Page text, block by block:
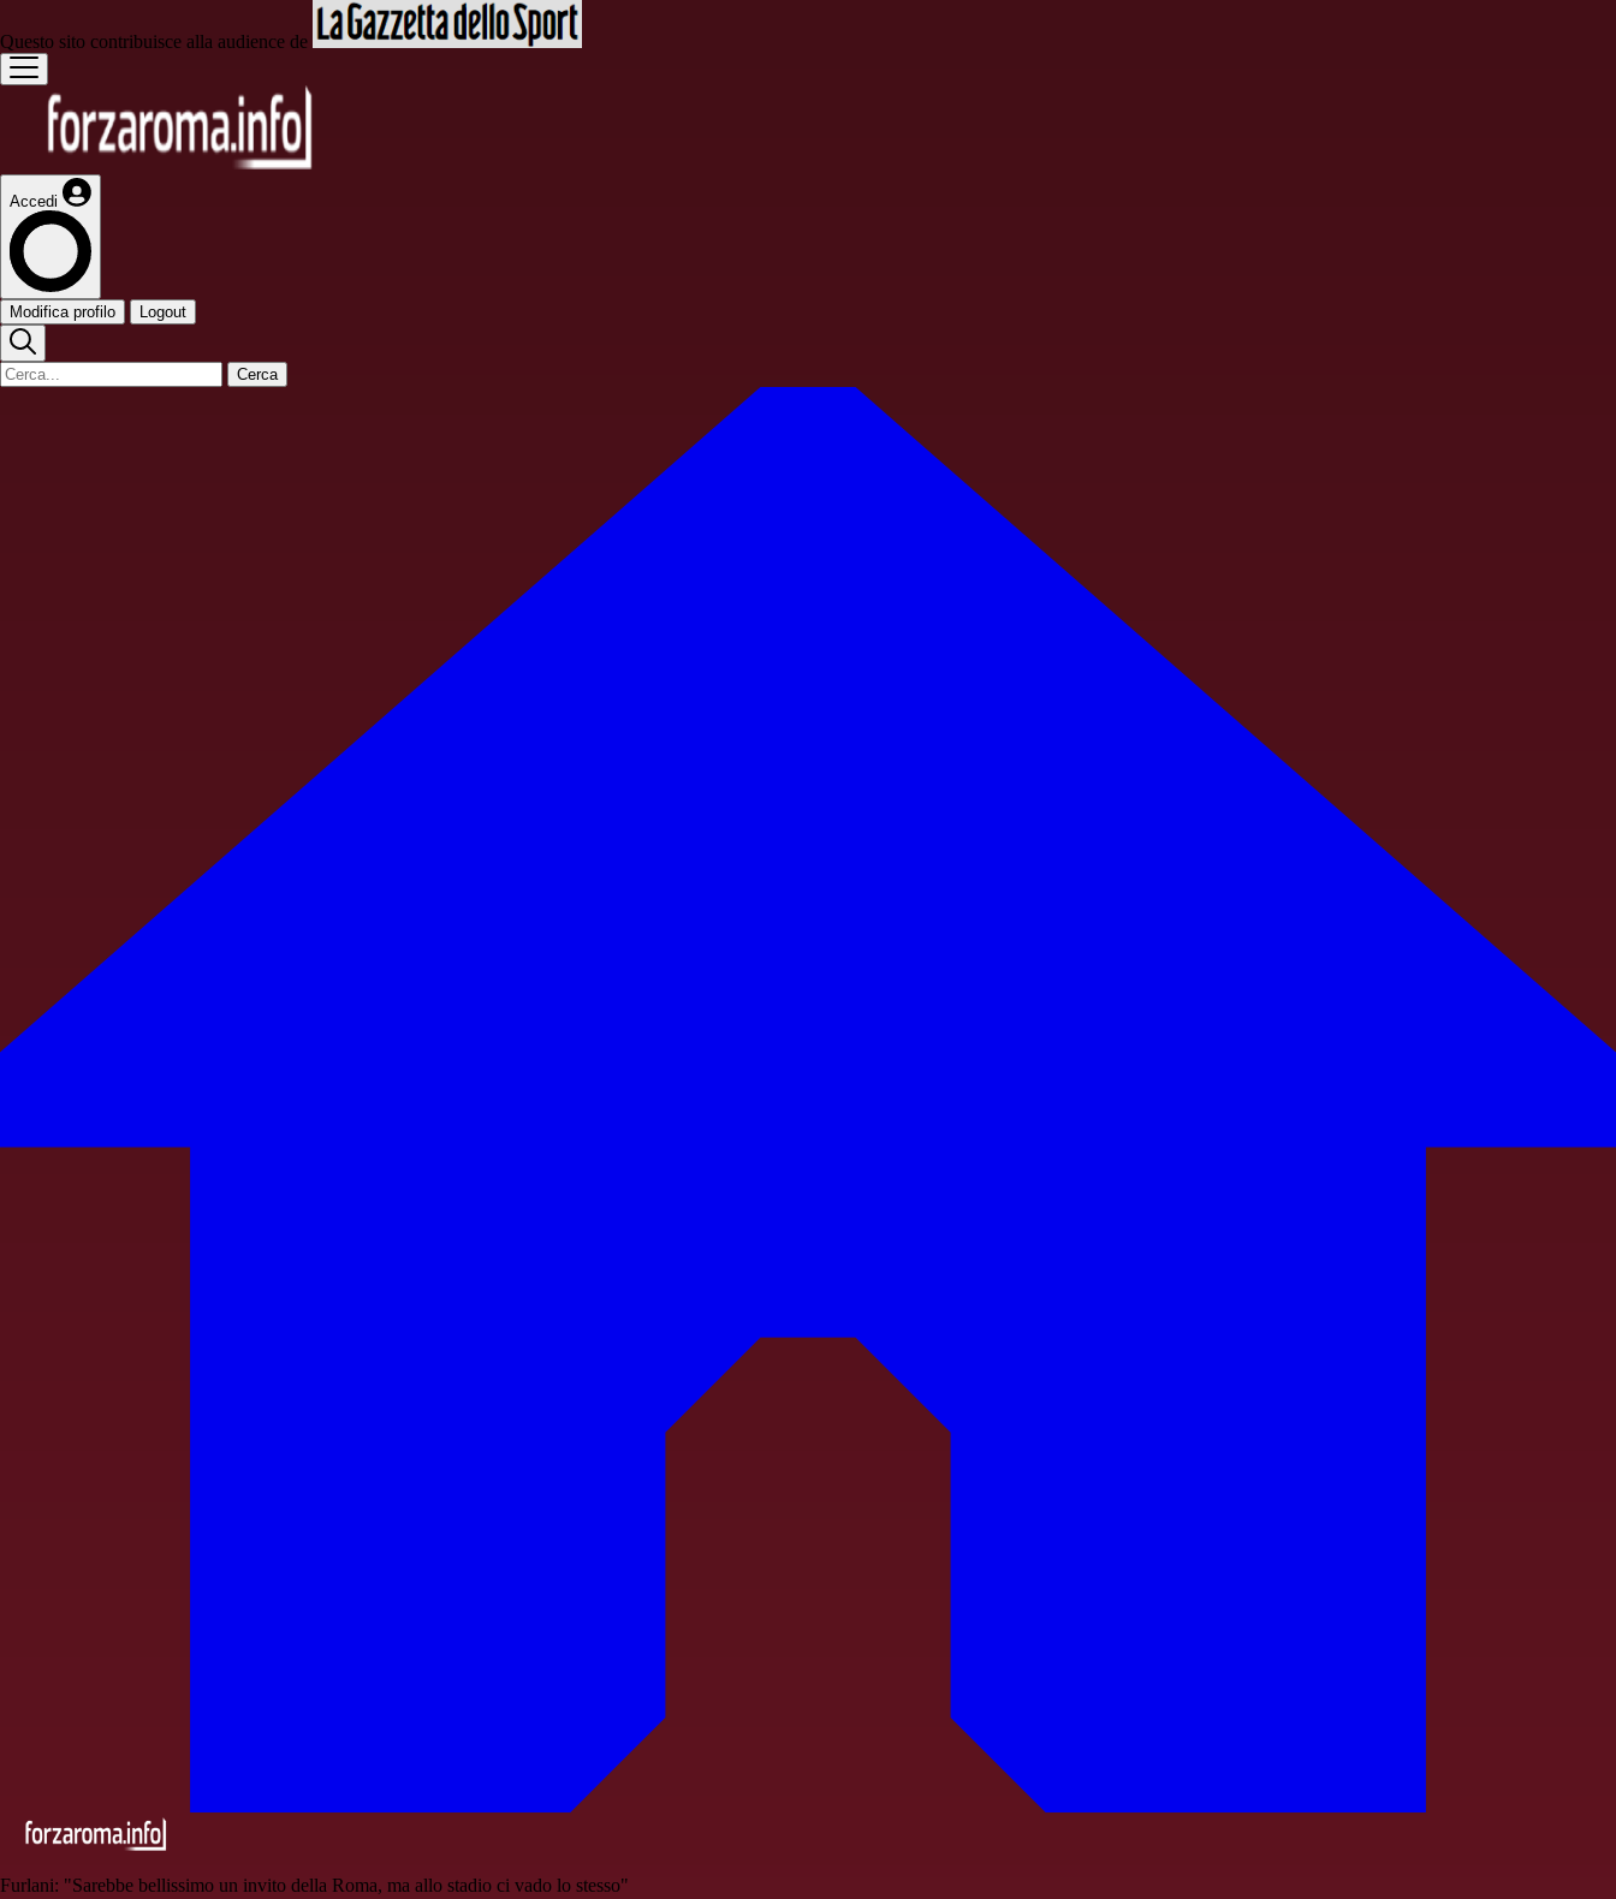
Questo sito contribuisce alla audience de
Accedi
Modifica profilo Logout
Cerca
Furlani: "Sarebbe bellissimo un invito della Roma, ma allo stadio ci vado lo stesso"